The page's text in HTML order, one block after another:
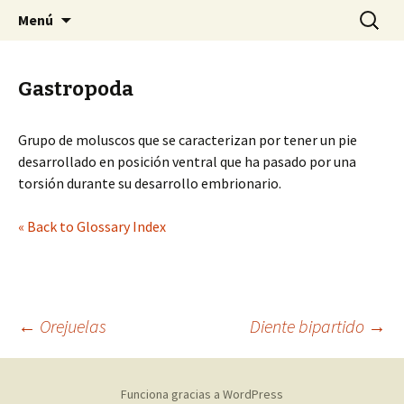
SMACH
Sociedad Malacológica de Chile
Menú Buscar:
Gastropoda
Grupo de moluscos que se caracterizan por tener un pie
desarrollado en posición ventral que ha pasado por una
torsión durante su desarrollo embrionario.
« Back to Glossary Index
Navegación
← Orejuelas Diente bipartido →
Funciona gracias a WordPress